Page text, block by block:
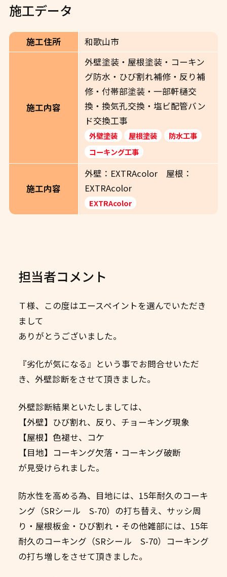
施工データ
施工住所 和歌山市
施工内容
外壁塗装・屋根塗装・コーキン
グ防水・ひび割れ補修・反り補
修・付帯部塗装・一部軒樋交
換・換気孔交換・塩ビ配管バン
ド交換工事
外壁塗装 屋根塗装
防水工事
コーキング工事
施工内容
外壁：EXTRAcolor 屋根：
EXTRAcolor
EXTRAcolor
担当者コメント
Ｔ様、この度はエースペイントを選んでいただき
まして
ありがとうございました。
『劣化が気になる』という事でお問合せいただ
き、外壁診断をさせて頂きました。
外壁診断結果といたしましては、
【外壁】ひび割れ、反り、チョーキング現象
【屋根】色褪せ、コケ
【目地】コーキング欠落・コーキング破断
が見受けられました。
防水性を高める為、目地には、15年耐久のコーキ
ング（SRシール S-70）の打ち替え、サッシ周
り・屋根板金・ひび割れ・その他雑部には、15年
耐久のコーキング（SRシール S-70）コーキング
の打ち増しをさせて頂きました。